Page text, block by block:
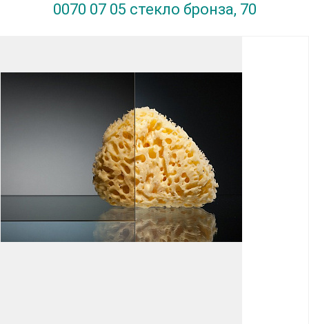
0070 07 05 стекло бронза, 70